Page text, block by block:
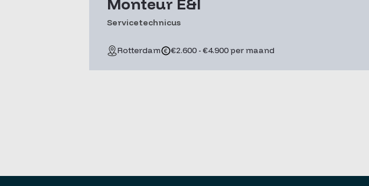
Monteur E&I
Servicetechnicus
Rotterdam €2.600 - €4.900 per maand